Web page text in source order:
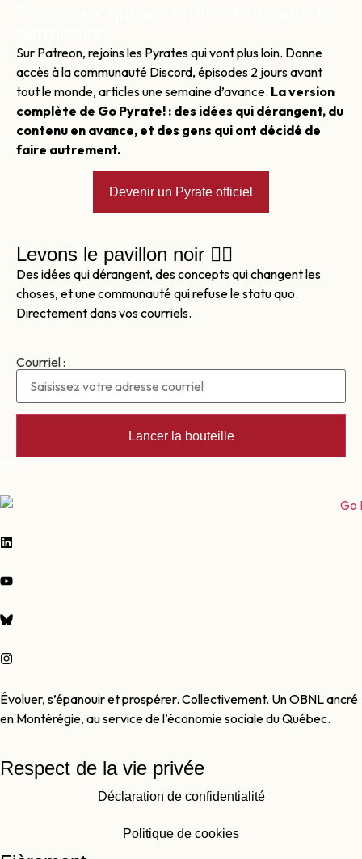
Sur Patreon, rejoins les Pyrates qui vont plus loin. Donne
accès à la communauté Discord, épisodes 2 jours avant
tout le monde, articles une semaine d’avance. La version
complète de Go Pyrate! : des idées qui dérangent, du
contenu en avance, et des gens qui ont décidé de
faire autrement.
Devenir un Pyrate officiel
Levons le pavillon noir 🏴‍☠️
Des idées qui dérangent, des concepts qui changent les
choses, et une communauté qui refuse le statu quo.
Directement dans vos courriels.
Courriel :
Évoluer, s’épanouir et prospérer. Collectivement. Un OBNL ancré
en Montérégie, au service de l’économie sociale du Québec.
Respect de la vie privée
Déclaration de confidentialité
Politique de cookies